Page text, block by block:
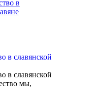
в славянской
в славянской
мы,